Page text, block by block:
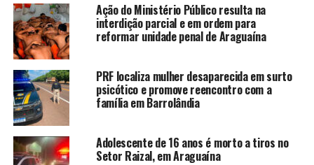
Ação do Ministério Público resulta na
interdição parcial e em ordem para
reformar unidade penal de Araguaína
PRF localiza mulher desaparecida em surto
psicótico e promove reencontro com a
família em Barrolândia
Adolescente de 16 anos é morto a tiros no
Setor Raizal, em Araguaína